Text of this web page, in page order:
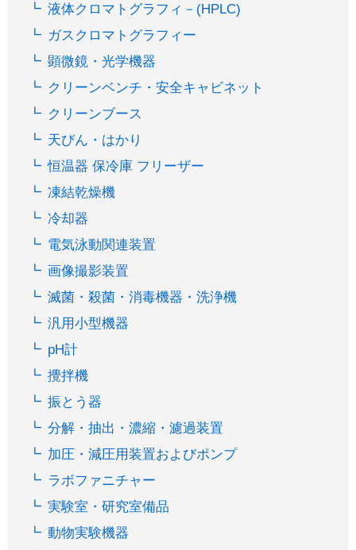
液体クロマトグラフィ－(HPLC)
ガスクロマトグラフィー
顕微鏡・光学機器
クリーンベンチ・安全キャビネット
クリーンブース
天びん・はかり
恒温器 保冷庫 フリーザー
凍結乾燥機
冷却器
電気泳動関連装置
画像撮影装置
滅菌・殺菌・消毒機器・洗浄機
汎用小型機器
pH計
攪拌機
振とう器
分解・抽出・濃縮・濾過装置
加圧・減圧用装置およびポンプ
ラボファニチャー
実験室・研究室備品
動物実験機器